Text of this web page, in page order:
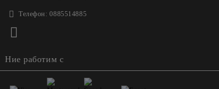
Телефон: 0885514885
Ние работим с